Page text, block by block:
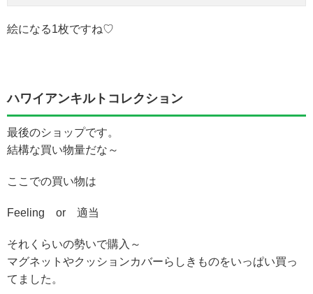
絵になる1枚ですね♡
ハワイアンキルトコレクション
最後のショップです。
結構な買い物量だな～
ここでの買い物は
Feeling or 適当
それくらいの勢いで購入～
マグネットやクッションカバーらしきものをいっぱい買っ
てました。